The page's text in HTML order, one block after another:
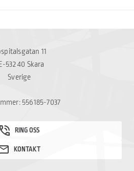
11
532 40 Skara
Sverige
556185-7037